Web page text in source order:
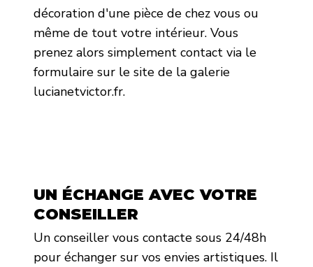
décoration d'une pièce de chez vous ou
même de tout votre intérieur. Vous
prenez alors simplement contact via le
formulaire sur le site de la galerie
lucianetvictor.fr.
UN ÉCHANGE AVEC VOTRE
CONSEILLER
Un conseiller vous contacte sous 24/48h
pour échanger sur vos envies artistiques. Il